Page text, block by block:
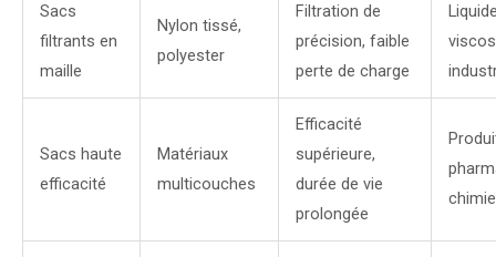
Sacs
filtrants en
maille
Nylon tissé,
polyester
Filtration de
précision, faible
perte de charge
Sacs haute
efficacité
Matériaux
multicouches
Efficacité
supérieure,
durée de vie
prolongée